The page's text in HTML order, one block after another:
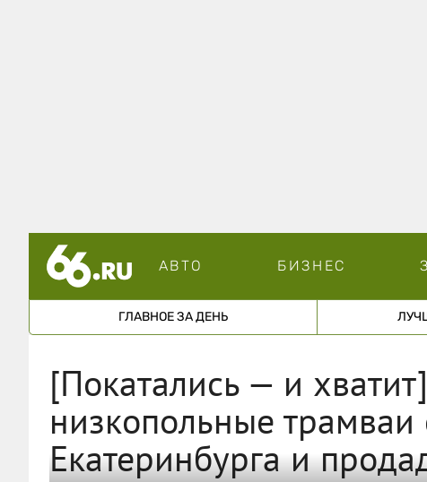
АВТО БИЗНЕС
ГЛАВНОЕ ЗА ДЕНЬ
[Покатались — и
низкопольные
Екатеринбурга и